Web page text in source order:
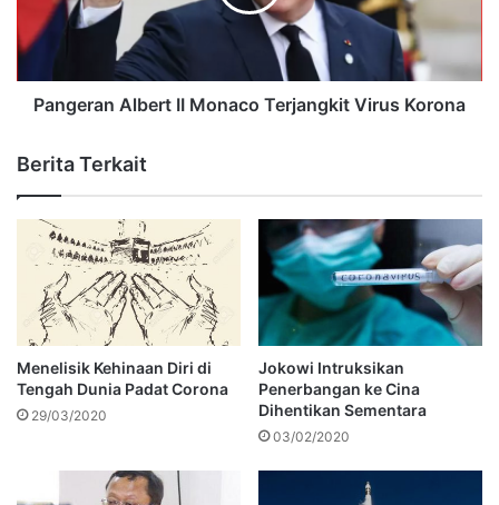
Pangeran Albert II Monaco Terjangkit Virus Korona
Berita Terkait
Menelisik Kehinaan Diri di
Tengah Dunia Padat Corona
29/03/2020
Jokowi Intruksikan
Penerbangan ke Cina
Dihentikan Sementara
03/02/2020